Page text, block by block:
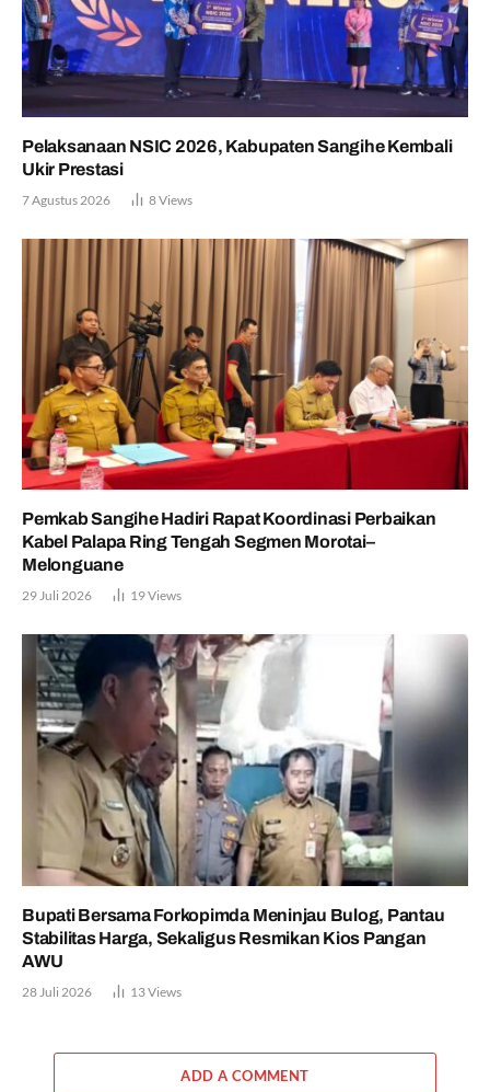
Pelaksanaan NSIC 2026, Kabupaten Sangihe Kembali
Ukir Prestasi
7 Agustus 2026 8Views
Pemkab Sangihe Hadiri Rapat Koordinasi Perbaikan
Kabel Palapa Ring Tengah Segmen Morotai–
Melonguane
29 Juli 2026 19Views
Bupati Bersama Forkopimda Meninjau Bulog, Pantau
Stabilitas Harga, Sekaligus Resmikan Kios Pangan
AWU
28 Juli 2026 13Views
ADD A COMMENT